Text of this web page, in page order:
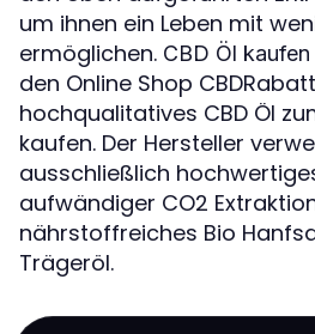
um ihnen ein Leben mit
ermöglichen. CBD Öl kaufen
den Online Shop
hochqualitatives CBD Öl
kaufen. Der Hersteller
ausschließlich
aufwändiger CO2
nährstoffreiches Bio
Trägeröl.